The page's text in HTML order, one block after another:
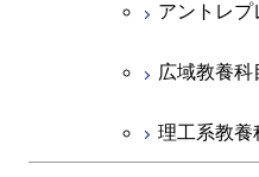
アントレプ
広域教養科
理工系教養